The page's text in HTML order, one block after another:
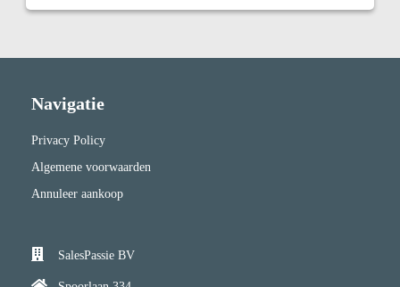
Navigatie
Privacy Policy
Algemene voorwaarden
Annuleer aankoop
SalesPassie BV